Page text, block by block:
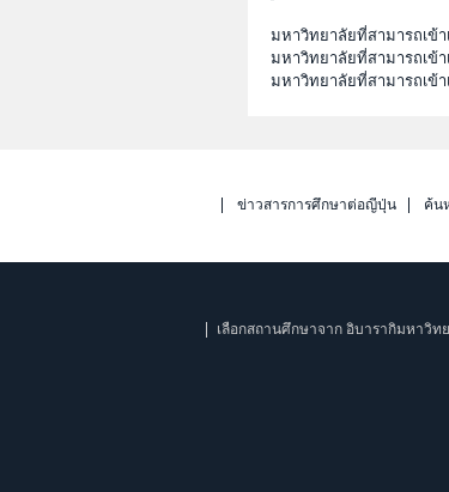
มหาวิทยาลัยที่สามารถเข้
มหาวิทยาลัยที่สามารถเข้
มหาวิทยาลัยที่สามารถเข้
ข่าวสารการศึกษาต่อญี่ปุ่น ค้น
เลือกสถานศึกษาจาก อิบารากิมหาวิท